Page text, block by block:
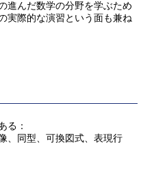
進んだ数学の分野を学ぶため
実際的な演習という面も兼ね
る：
、同型、可換図式、表現行